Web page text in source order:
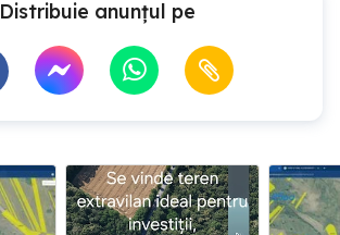
Distribuie anunțul pe